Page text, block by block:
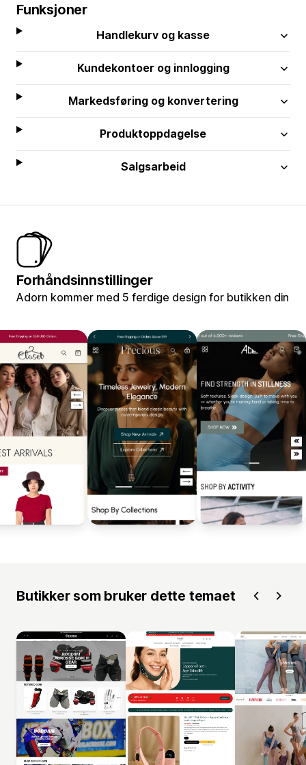
Funksjoner
Handlekurv og kasse
Kundekontoer og innlogging
Markedsføring og konvertering
Produktoppdagelse
Salgsarbeid
Forhåndsinnstillinger
Adorn kommer med 5 ferdige design for butikken din
Butikker som bruker dette temaet